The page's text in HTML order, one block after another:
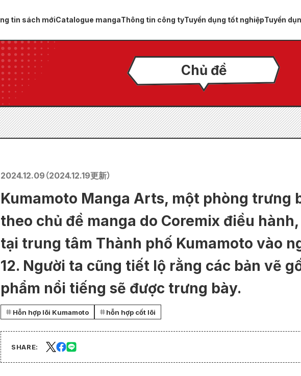
tin sách mớiCatalogue mangaThông tin công tyTuyển dụng tốt nghiệpTuyển
Chủ đề
2024.12.09 （2024.12.19更新）
Kumamoto Manga Arts, một phòng trưng
theo chủ đề manga do Coremix điều
tại trung tâm Thành phố Kumamoto vào
12. Người ta cũng tiết lộ rằng các bản vẽ
phẩm nổi tiếng sẽ được trưng bày.
Hỗn hợp lõi Kumamoto hỗn hợp cốt lõi
SHARE: